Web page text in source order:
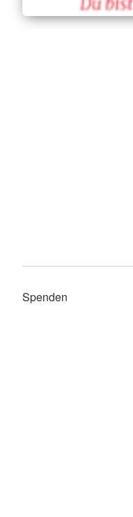
Spenden